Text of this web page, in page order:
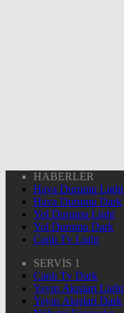
HABERLER
Hava Durumu Light
Hava Durumu Dark
Yol Durumu Light
Yol Durumu Dark
Canlı Tv Light
SERVİS 1
Canlı Tv Dark
Yayın Akışları Light
Yayın Akışları Dark